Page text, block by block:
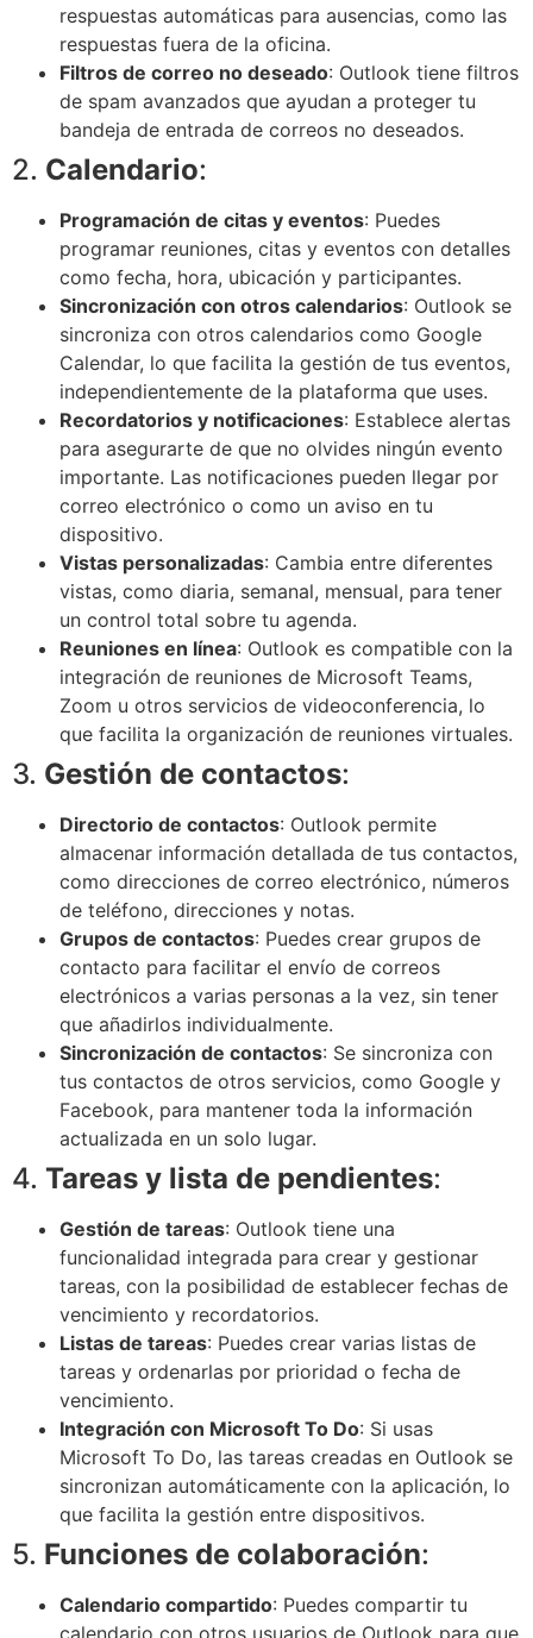
respuestas automáticas para ausencias, como las
respuestas fuera de la oficina.
Filtros de correo no deseado: Outlook tiene filtros
de spam avanzados que ayudan a proteger tu
bandeja de entrada de correos no deseados.
2. Calendario:
Programación de citas y eventos: Puedes
programar reuniones, citas y eventos con detalles
como fecha, hora, ubicación y participantes.
Sincronización con otros calendarios: Outlook se
sincroniza con otros calendarios como Google
Calendar, lo que facilita la gestión de tus eventos,
independientemente de la plataforma que uses.
Recordatorios y notificaciones: Establece alertas
para asegurarte de que no olvides ningún evento
importante. Las notificaciones pueden llegar por
correo electrónico o como un aviso en tu
dispositivo.
Vistas personalizadas: Cambia entre diferentes
vistas, como diaria, semanal, mensual, para tener
un control total sobre tu agenda.
Reuniones en línea: Outlook es compatible con la
integración de reuniones de Microsoft Teams,
Zoom u otros servicios de videoconferencia, lo
que facilita la organización de reuniones virtuales.
3. Gestión de contactos:
Directorio de contactos: Outlook permite
almacenar información detallada de tus contactos,
como direcciones de correo electrónico, números
de teléfono, direcciones y notas.
Grupos de contactos: Puedes crear grupos de
contacto para facilitar el envío de correos
electrónicos a varias personas a la vez, sin tener
que añadirlos individualmente.
Sincronización de contactos: Se sincroniza con
tus contactos de otros servicios, como Google y
Facebook, para mantener toda la información
actualizada en un solo lugar.
4. Tareas y lista de pendientes:
Gestión de tareas: Outlook tiene una
funcionalidad integrada para crear y gestionar
tareas, con la posibilidad de establecer fechas de
vencimiento y recordatorios.
Listas de tareas: Puedes crear varias listas de
tareas y ordenarlas por prioridad o fecha de
vencimiento.
Integración con Microsoft To Do: Si usas
Microsoft To Do, las tareas creadas en Outlook se
sincronizan automáticamente con la aplicación, lo
que facilita la gestión entre dispositivos.
5. Funciones de colaboración:
Calendario compartido: Puedes compartir tu
calendario con otros usuarios de Outlook para que